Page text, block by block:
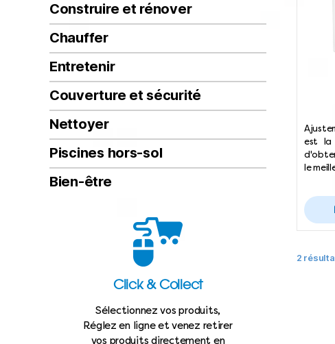
est la
le
2
Construire et rénover
Chauffer
Entretenir
Couverture et sécurité
Nettoyer
Piscines hors-sol
Bien-être
Click & Collect
Sélectionnez vos produits,
Réglez en ligne et venez retirer
vos produits directement en